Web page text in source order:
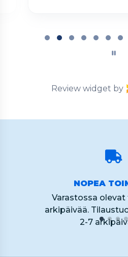
Review widget by
NOPEA
Varastossa
arkipäivää.
2-7